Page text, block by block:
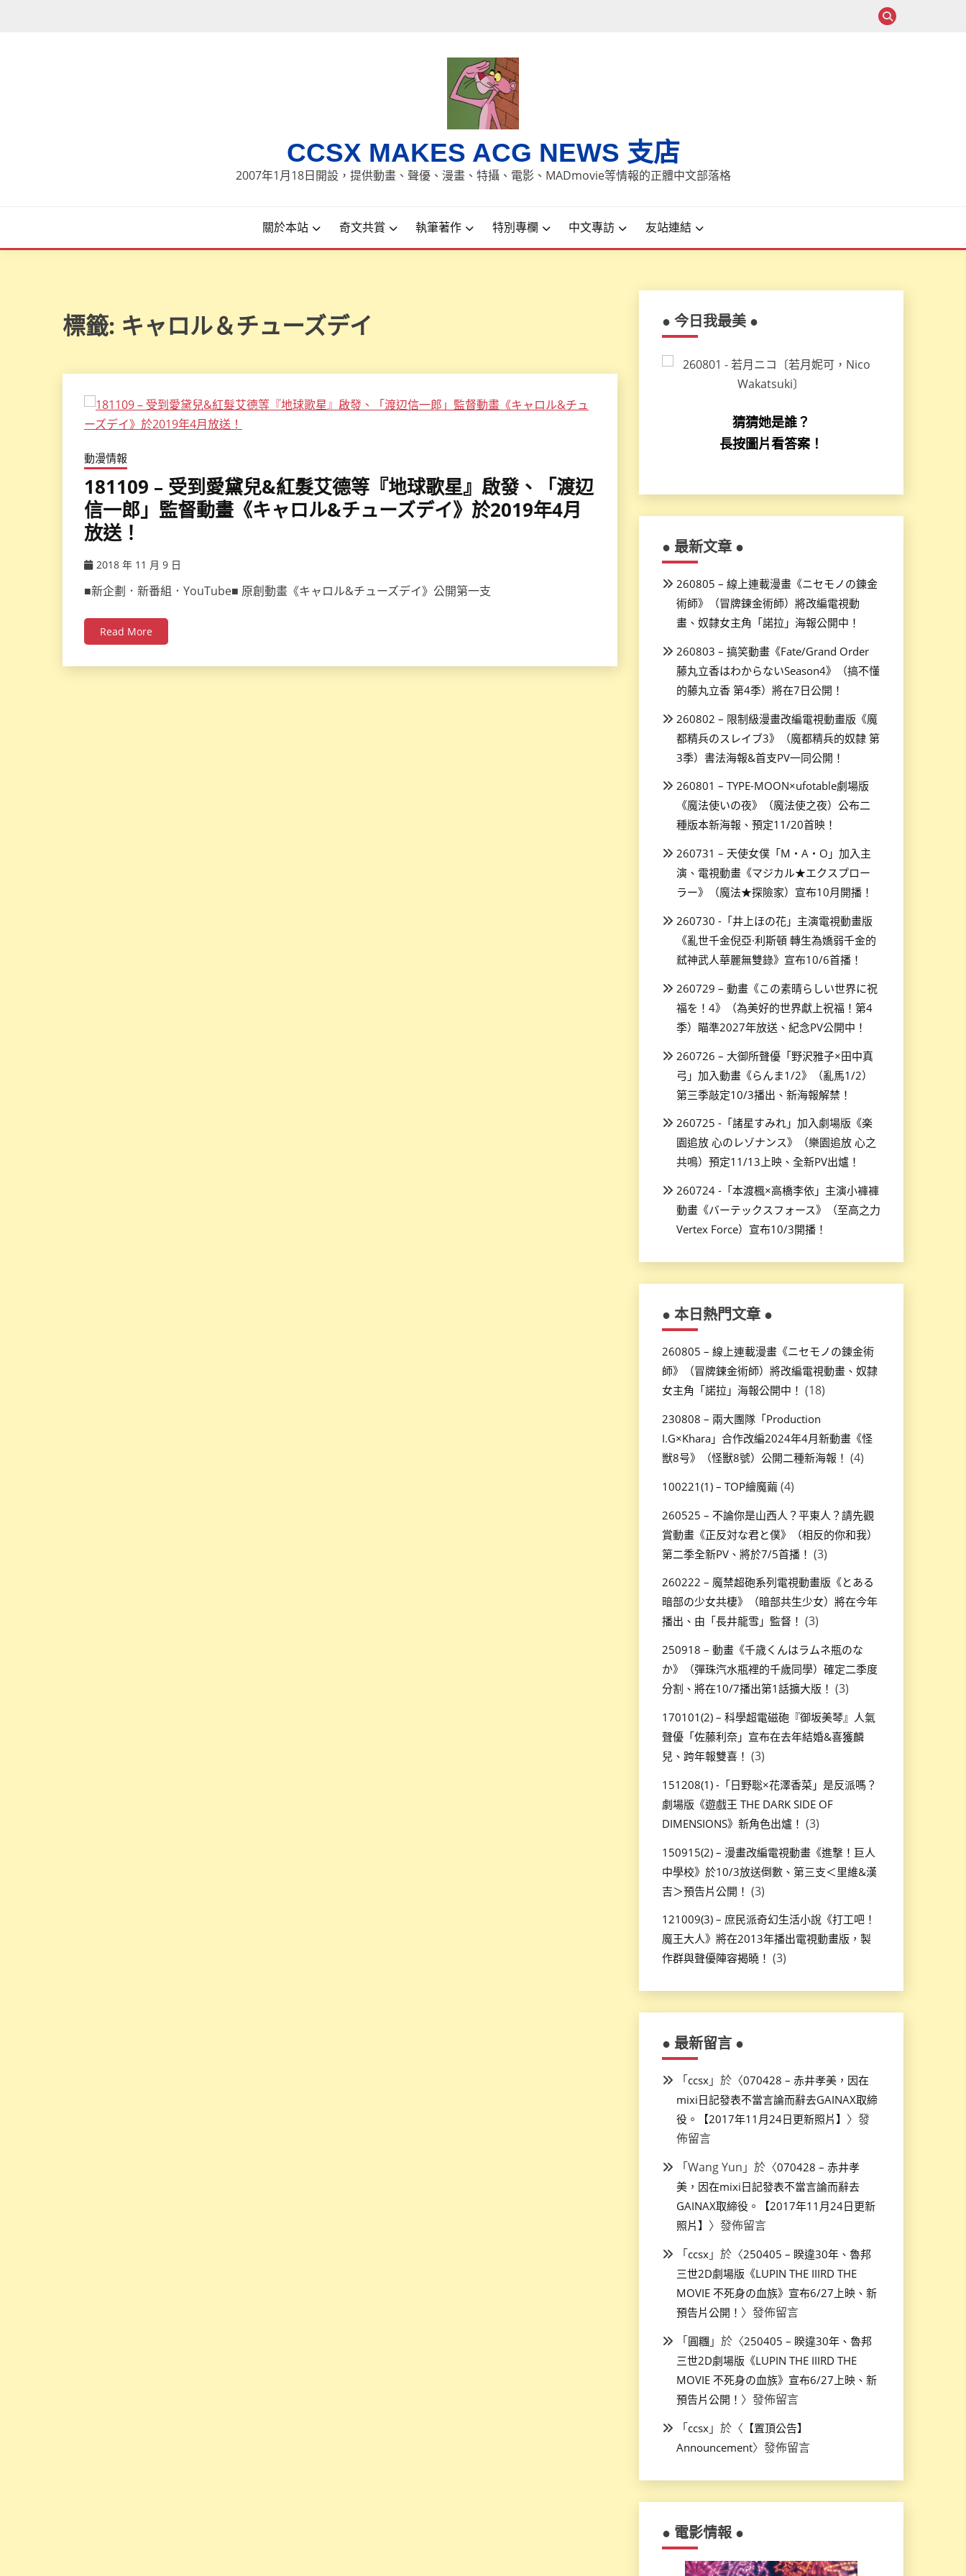
CCSX MAKES ACG NEWS 支店
2007年1月18日開設，提供動畫、聲優、漫畫、特攝、電影、MADmovie等情報的正體中文部落格
關於本站 奇文共賞 執筆著作 特別專欄 中文專訪 友站連結
標籤: キャロル＆チューズデイ
動漫情報
181109 – 受到愛黛兒&紅髮艾德等『地球歌星』啟發、「渡辺
信一郎」監督動畫《キャロル&チューズデイ》於2019年4月
放送！
2018 年 11 月 9 日
■新企劃．新番組．YouTube■ 原創動畫《キャロル&チューズデイ》公開第一支
Read More
● 今日我最美 ●
猜猜她是誰？
長按圖片看答案！
● 最新文章 ●
260805 – 線上連載漫畫《ニセモノの錬金
術師》（冒牌鍊金術師）將改編電視動
畫、奴隸女主角「諾拉」海報公開中！
260803 – 搞笑動畫《Fate/Grand Order
藤丸立香はわからないSeason4》（搞不懂
的藤丸立香 第4季）將在7日公開！
260802 – 限制級漫畫改編電視動畫版《魔
都精兵のスレイブ3》（魔都精兵的奴隸 第
3季）書法海報&首支PV一同公開！
260801 – TYPE-MOON×ufotable劇場版
《魔法使いの夜》（魔法使之夜）公布二
種版本新海報、預定11/20首映！
260731 – 天使女僕「M・A・O」加入主
演、電視動畫《マジカル★エクスプロー
ラー》（魔法★探險家）宣布10月開播！
260730 -「井上ほの花」主演電視動畫版
《亂世千金倪亞·利斯頓 轉生為嬌弱千金的
弒神武人華麗無雙錄》宣布10/6首播！
260729 – 動畫《この素晴らしい世界に祝
福を！4》（為美好的世界獻上祝福！第4
季）瞄準2027年放送、紀念PV公開中！
260726 – 大御所聲優「野沢雅子×田中真
弓」加入動畫《らんま1/2》（亂馬1/2）
第三季敲定10/3播出、新海報解禁！
260725 -「諸星すみれ」加入劇場版《楽
園追放 心のレゾナンス》（樂園追放 心之
共鳴）預定11/13上映、全新PV出爐！
260724 -「本渡楓×高橋李依」主演小褲褲
動畫《バーテックスフォース》（至高之力
Vertex Force）宣布10/3開播！
● 本日熱門文章 ●
260805 – 線上連載漫畫《ニセモノの錬金術
師》（冒牌鍊金術師）將改編電視動畫、奴隸
女主角「諾拉」海報公開中！ (18)
230808 – 兩大團隊「Production
I.G×Khara」合作改編2024年4月新動畫《怪
獣8号》（怪獸8號）公開二種新海報！ (4)
100221(1) – TOP繪魔繭 (4)
260525 – 不論你是山西人？平東人？請先觀
賞動畫《正反対な君と僕》（相反的你和我）
第二季全新PV、將於7/5首播！ (3)
260222 – 魔禁超砲系列電視動畫版《とある
暗部の少女共棲》（暗部共生少女）將在今年
播出、由「長井龍雪」監督！ (3)
250918 – 動畫《千歳くんはラムネ瓶のな
か》（彈珠汽水瓶裡的千歲同學）確定二季度
分割、將在10/7播出第1話擴大版！ (3)
170101(2) – 科學超電磁砲『御坂美琴』人氣
聲優「佐藤利奈」宣布在去年結婚&喜獲麟
兒、跨年報雙喜！ (3)
151208(1) -「日野聡×花澤香菜」是反派嗎？
劇場版《遊戲王 THE DARK SIDE OF
DIMENSIONS》新角色出爐！ (3)
150915(2) – 漫畫改編電視動畫《進撃！巨人
中學校》於10/3放送倒數、第三支＜里維&漢
吉＞預告片公開！ (3)
121009(3) – 庶民派奇幻生活小說《打工吧！
魔王大人》將在2013年播出電視動畫版，製
作群與聲優陣容揭曉！ (3)
● 最新留言 ●
「ccsx」於〈070428 – 赤井孝美，因在
mixi日記發表不當言論而辭去GAINAX取締
役。【2017年11月24日更新照片】 〉發
佈留言
「Wang Yun 」於〈070428 – 赤井孝
美，因在mixi日記發表不當言論而辭去
GAINAX取締役。【2017年11月24日更新
照片】 〉發佈留言
「ccsx」於〈250405 – 睽違30年、魯邦
三世2D劇場版《LUPIN THE IIIRD THE
MOVIE 不死身の血族》宣布6/27上映、新
預告片公開！ 〉發佈留言
「圓糰」於〈250405 – 睽違30年、魯邦
三世2D劇場版《LUPIN THE IIIRD THE
MOVIE 不死身の血族》宣布6/27上映、新
預告片公開！ 〉發佈留言
「ccsx」於〈 【置頂公告】
Announcement〉發佈留言
● 電影情報 ●